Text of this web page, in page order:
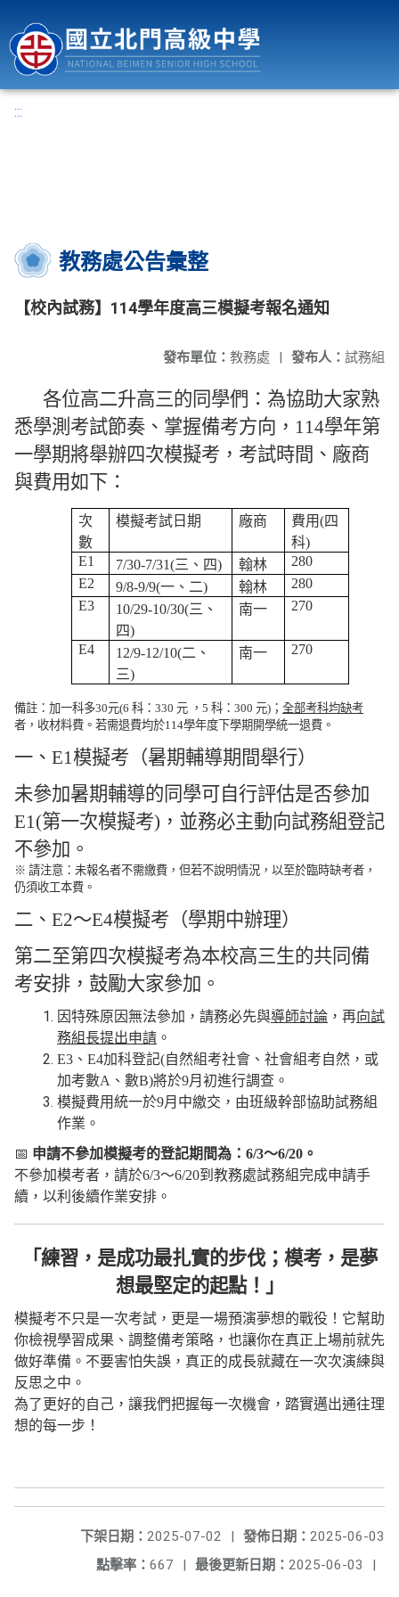
:::
教務處公告彙整
【校內試務】114學年度高三模擬考報名通知
發布人： 試務組
發布單位： 教務處 |
各位高二升高三的同學們：為協助大家熟
悉學測考試節奏、掌握備考方向， 114學年第
一學期將舉辦四次模擬考，考試時間、廠商
與費用如下：
次
數
模擬考試日期 廠商 費用(四
科)
E1
7/30-7/31(三、四) 翰林
280
E2
9/8-9/9(一、二) 翰林
280
E3
10/29-10/30(三、
四)
南一 270
E4 12/9-12/10(二、
三)
南一 270
備註：加一科多30元(6 科： 330 元 ， 5 科：300 元) ； 全部考科均缺考
者，收材料費。若需退費均於114學年度下學期開學統一退費。
一、 E1模擬考（暑期輔導期間舉行）
未參加暑期輔導的同學可自行評估是否參加
E1(第一次模擬考) ，並務必主動向試務組登記
不參加。
※ 請注意：未報名者不需繳費，但若不說明情況，以至於臨時缺考者，
仍須收工本費。
二、 E2～E4模擬考（學期中辦理）
第二至第四次模擬考為本校高三生的共同備
考安排，鼓勵大家參加。
因特殊原因無法參加，請務必先與導師討論 ，再向試
務組長提出申請 。
E3 、 E4加科登記(自然組考社會、社會組考自然，或
加考數A 、數B)將於9月初進行調查。
模擬費用統一於9月中繳交，由班級幹部協助試務組
作業。
📅 申請不參加模擬考的登記期間為： 6/3～6/20 。
不參加模考者，請於6/3～6/20到教務處試務組完成申請手
續，以利後續作業安排。
「練習，是成功最扎實的步伐；模考，是夢
想最堅定的起點！」
模擬考不只是一次考試，更是一場預演夢想的戰役！它幫助
你檢視學習成果、調整備考策略，也讓你在真正上場前就先
做好準備。不要害怕失誤，真正的成長就藏在一次次演練與
反思之中。
為了更好的自己，讓我們把握每一次機會，踏實邁出通往理
想的每一步！
發佈日期： 2025-06-03
下架日期： 2025-07-02
|
最後更新日期： 2025-06-03 |
點擊率： 667 |